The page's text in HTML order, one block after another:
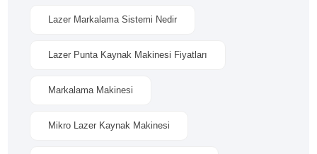
Lazer Markalama Sistemi Nedir
Lazer Punta Kaynak Makinesi Fiyatları
Markalama Makinesi
Mikro Lazer Kaynak Makinesi